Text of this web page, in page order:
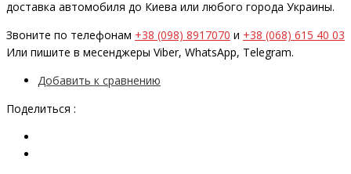
доставка автомобиля до Киева или любого города Украины.
Звоните по телефонам +38 (098) 8917070 и +38 (068) 615 40 03
Или пишите в месенджеры Viber, WhatsApp, Telegram.
Добавить к сравнению
Поделиться :